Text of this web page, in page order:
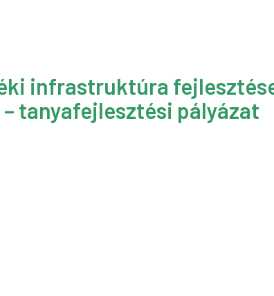
infrastruktúra
tanyafejlesztési pályázat